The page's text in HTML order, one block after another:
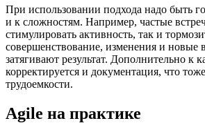
При использовании подхода надо быть
и к сложностям. Например, частые
стимулировать активность, так и
совершенствование, изменения и новые
затягивают результат. Дополнительно к
корректируется и документация, что
трудоемкости.
Agile на практике